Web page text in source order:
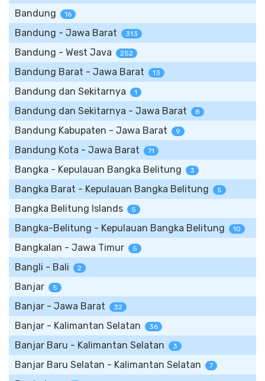
Bandung 16
Bandung - Jawa Barat 313
Bandung - West Java 252
Bandung Barat - Jawa Barat 13
Bandung dan Sekitarnya 1
Bandung dan Sekitarnya - Jawa Barat 8
Bandung Kabupaten - Jawa Barat 9
Bandung Kota - Jawa Barat 71
Bangka - Kepulauan Bangka Belitung 3
Bangka Barat - Kepulauan Bangka Belitung 5
Bangka Belitung Islands 5
Bangka-Belitung - Kepulauan Bangka Belitung 10
Bangkalan - Jawa Timur 5
Bangli - Bali 2
Banjar 5
Banjar - Jawa Barat 32
Banjar - Kalimantan Selatan 36
Banjar Baru - Kalimantan Selatan 3
Banjar Baru Selatan - Kalimantan Selatan 7